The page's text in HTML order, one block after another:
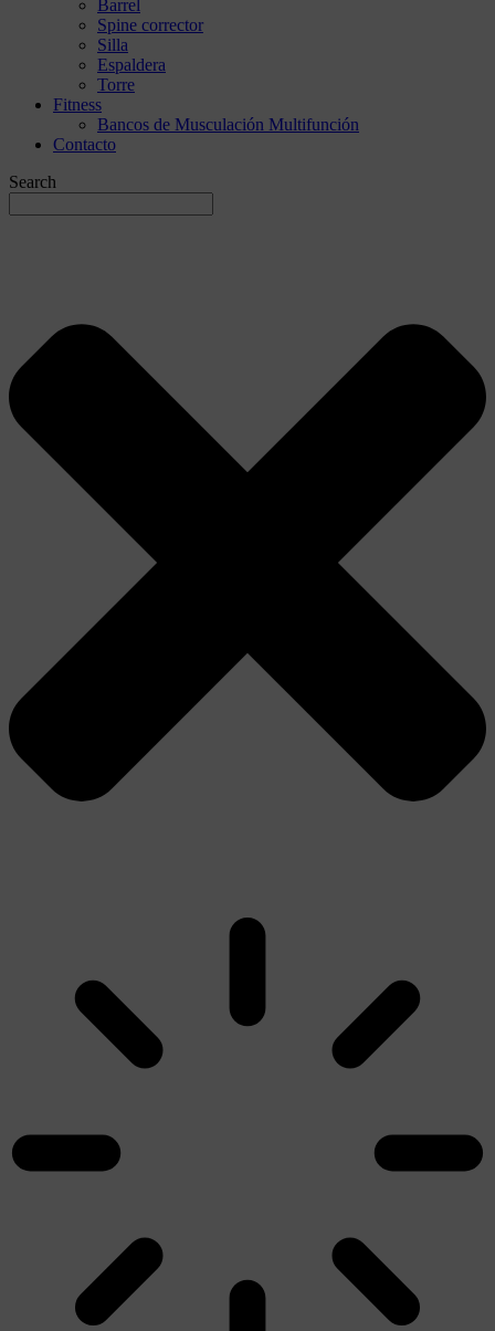
Barrel
Spine corrector
Silla
Espaldera
Torre
Fitness
Bancos de Musculación Multifunción
Contacto
Search